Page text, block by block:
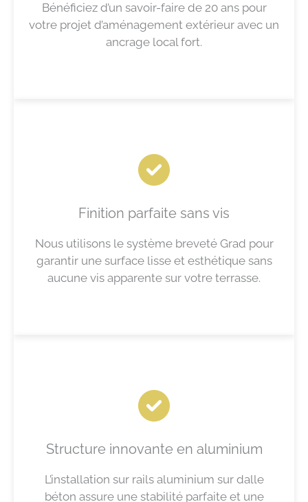
Bénéficiez d’un savoir-faire de 20 ans pour
votre projet d’aménagement extérieur avec un
ancrage local fort.
Finition parfaite sans vis
Nous utilisons le système breveté Grad pour
garantir une surface lisse et esthétique sans
aucune vis apparente sur votre terrasse.
Structure innovante en aluminium
L’installation sur rails aluminium sur dalle
béton assure une stabilité parfaite et une